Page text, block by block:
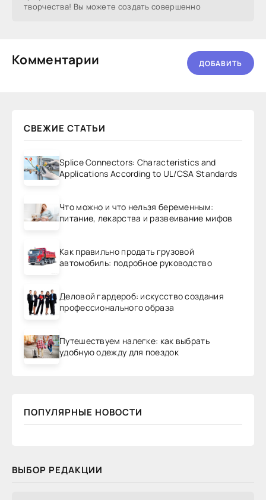
творчества! Вы можете создать совершенно
Комментарии ДОБАВИТЬ
СВЕЖИЕ СТАТЬИ
Splice Connectors: Characteristics and
Applications According to UL/CSA Standards
Что можно и что нельзя беременным:
питание, лекарства и развеивание мифов
Как правильно продать грузовой
автомобиль: подробное руководство
Деловой гардероб: искусство создания
профессионального образа
Путешествуем налегке: как выбрать
удобную одежду для поездок
ПОПУЛЯРНЫЕ НОВОСТИ
ВЫБОР РЕДАКЦИИ